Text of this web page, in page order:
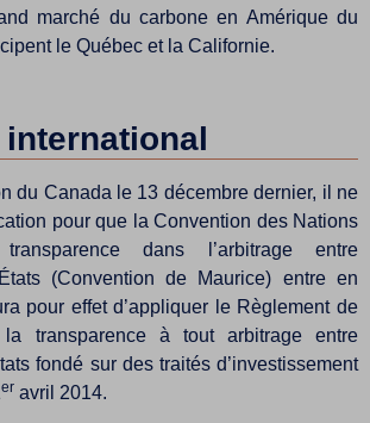
marché du carbone en Amérique du
le Québec et la Californie.
du Canada le 13 décembre dernier, il ne
pour que la Convention des Nations
dans l’arbitrage entre
(Convention de Maurice) entre en
pour effet d’appliquer le Règlement de
transparence à tout arbitrage entre
fondé sur des traités d’investissement
er avril 2014.